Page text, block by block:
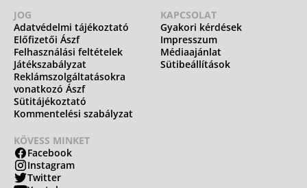
JOG
Adatvédelmi tájékoztató
Előfizetői Ászf
Felhasználási feltételek
Játékszabályzat
Reklámszolgáltatásokra
vonatkozó Ászf
Sütitájékoztató
Kommentelési szabályzat
KAPCSOLAT
Gyakori kérdések
Impresszum
Médiaajánlat
Sütibeállítások
KÖVESS MINKET
Facebook
Instagram
Twitter